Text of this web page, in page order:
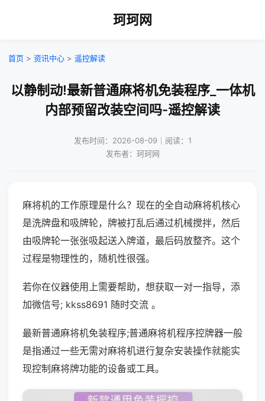
珂珂网
首页 > 资讯中心 > 遥控解读
以静制动!最新普通麻将机免装程序_一体机
内部预留改装空间吗-遥控解读
发布时间：2026-08-09｜阅读：1
发布者：珂珂网
麻将机的工作原理是什么？现在的全自动麻将机核心
是洗牌盘和吸牌轮，牌被打乱后通过机械搅拌，然后
由吸牌轮一张张吸起送入牌道，最后码放整齐。这个
过程是物理性的，随机性很强。
若你在仪器使用上需要帮助，想获取一对一指导，添
加微信号; kkss8691 随时交流 。
最新普通麻将机免装程序;普通麻将机程序控牌器一般
是指通过一些无需对麻将机进行复杂安装操作就能实
现控制麻将牌功能的设备或工具。